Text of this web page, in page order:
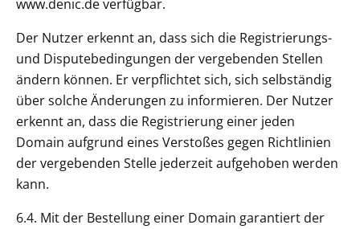
www.denic.de verfügbar.
Der Nutzer erkennt an, dass sich die Registrierungs-
und Disputebedingungen der vergebenden Stellen
ändern können. Er verpflichtet sich, sich selbständig
über solche Änderungen zu informieren. Der Nutzer
erkennt an, dass die Registrierung einer jeden
Domain aufgrund eines Verstoßes gegen Richtlinien
der vergebenden Stelle jederzeit aufgehoben werden
kann.
6.4. Mit der Bestellung einer Domain garantiert der